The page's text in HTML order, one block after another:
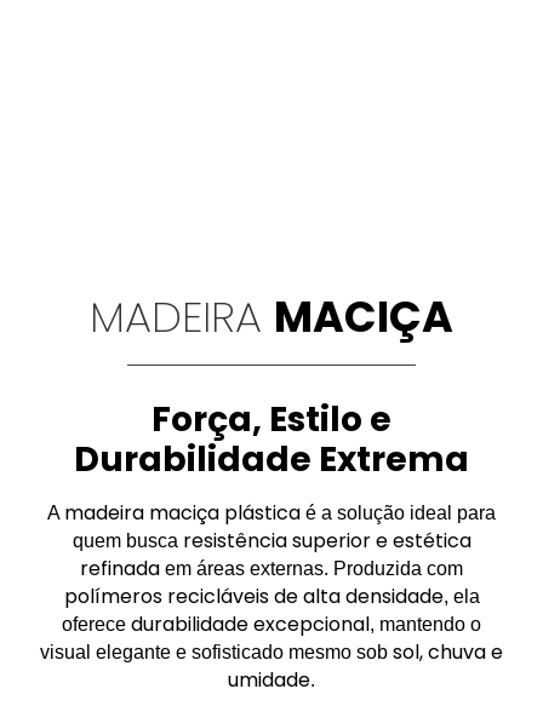
MADEIRA MACIÇA
Força, Estilo e
Durabilidade Extrema
A madeira maciça plástica é a solução ideal para
quem busca resistência superior e estética
refinada em áreas externas. Produzida com
polímeros recicláveis de alta densidade, ela
oferece durabilidade excepcional, mantendo o
visual elegante e sofisticado mesmo sob sol, chuva e
umidade.